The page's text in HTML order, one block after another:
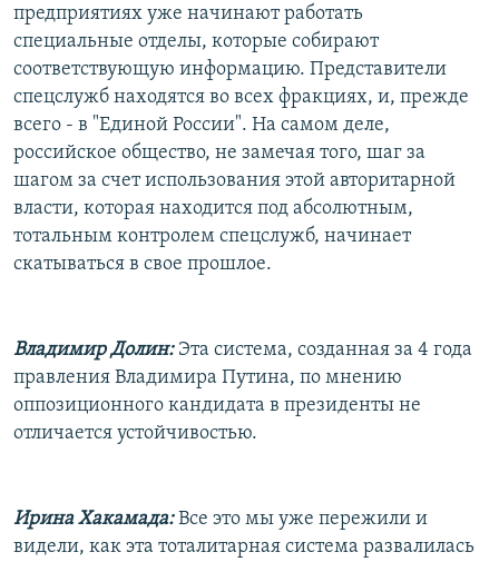
предприятиях уже начинают работать
специальные отделы, которые собирают
соответствующую информацию. Представители
спецслужб находятся во всех фракциях, и, прежде
всего - в "Единой России". На самом деле,
российское общество, не замечая того, шаг за
шагом за счет использования этой авторитарной
власти, которая находится под абсолютным,
тотальным контролем спецслужб, начинает
скатываться в свое прошлое.
Владимир Долин:Эта система, созданная за 4 года
правления Владимира Путина, по мнению
оппозиционного кандидата в президенты не
отличается устойчивостью.
Ирина Хакамада:Все это мы уже пережили и
видели, как эта тоталитарная система развалилась